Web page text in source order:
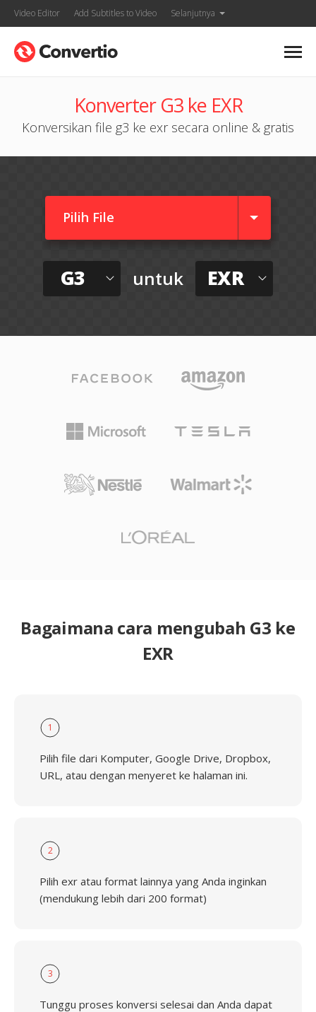
Video Editor Add Subtitles to Video Selanjutnya
Konverter G3 ke EXR
Konversikan file g3 ke exr secara online & gratis
Pilih File
G3 untuk EXR
Bagaimana cara mengubah G3 ke
EXR
1
Pilih file dari Komputer, Google Drive, Dropbox,
URL, atau dengan menyeret ke halaman ini.
2
Pilih exr atau format lainnya yang Anda inginkan
(mendukung lebih dari 200 format)
3
Tunggu proses konversi selesai dan Anda dapat